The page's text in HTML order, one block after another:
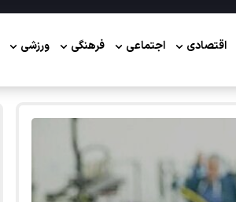
اقتصادی اجتماعی فرهنگی ورزشی